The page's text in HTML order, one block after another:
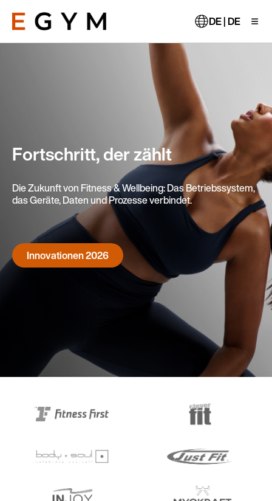
zum
Inhalt DE | DE
Fortschritt, der zählt
Die Zukunft von Fitness & Wellbeing: Das Betriebssystem,
das Geräte, Daten und Prozesse verbindet.
Innovationen 2026